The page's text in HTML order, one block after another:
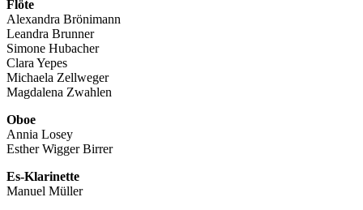
Flöte
Alexandra Brönimann
Leandra Brunner
Simone Hubacher
Clara Yepes
Michaela Zellweger
Magdalena Zwahlen
Oboe
Annia Losey
Esther Wigger Birrer
Es-Klarinette
Manuel Müller